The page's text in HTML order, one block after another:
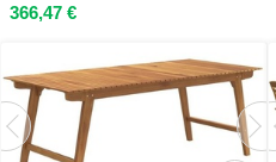
366,47 €